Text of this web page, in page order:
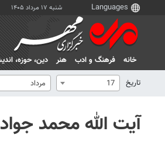
شنبه ۱۷ مرداد ۱۴۰۵
خانه فرهنگ و ادب هنر دين، حوزه،
تاریخ
17 مرداد
آیت الله محمد